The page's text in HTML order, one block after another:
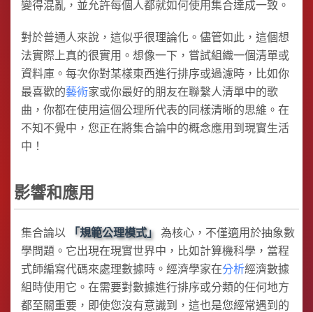
變得混亂，並允許每個人都就如何使用集合達成一致。
對於普通人來說，這似乎很理論化。儘管如此，這個想
法實際上真的很實用。想像一下，嘗試組織一個清單或
資料庫。每次你對某樣東西進行排序或過濾時，比如你
最喜歡的藝術家或你最好的朋友在聯繫人清單中的歌
曲，你都在使用這個公理所代表的同樣清晰的思維。在
不知不覺中，您正在將集合論中的概念應用到現實生活
中！
影響和應用
集合論以 規範公理模式
為核心，不僅適用於抽象數
學問題。它出現在現實世界中，比如計算機科學，當程
式師編寫代碼來處理數據時。經濟學家在分析經濟數據
組時使用它。在需要對數據進行排序或分類的任何地方
都至關重要，即使您沒有意識到，這也是您經常遇到的